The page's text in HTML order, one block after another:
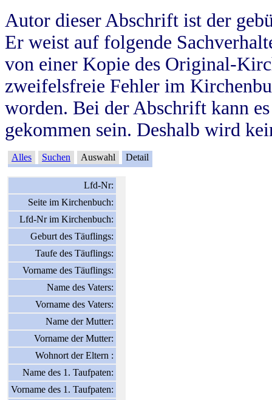
Autor dieser Abschrift ist der
Er weist auf folgende
von einer Kopie des Original-
zweifelsfreie Fehler im
worden. Bei der Abschrift kann
gekommen sein. Deshalb wird
Alles Suchen Auswahl Detail
Lfd-Nr:
Seite im Kirchenbuch:
Lfd-Nr im Kirchenbuch:
Geburt des Täuflings:
Taufe des Täuflings:
Vorname des Täuflings:
Name des Vaters:
Vorname des Vaters:
Name der Mutter:
Vorname der Mutter:
Wohnort der Eltern :
Name des 1. Taufpaten:
Vorname des 1. Taufpaten: